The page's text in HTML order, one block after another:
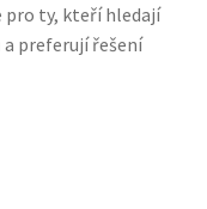
krmivo s
pro ty, kteří hledají
preferují řešení